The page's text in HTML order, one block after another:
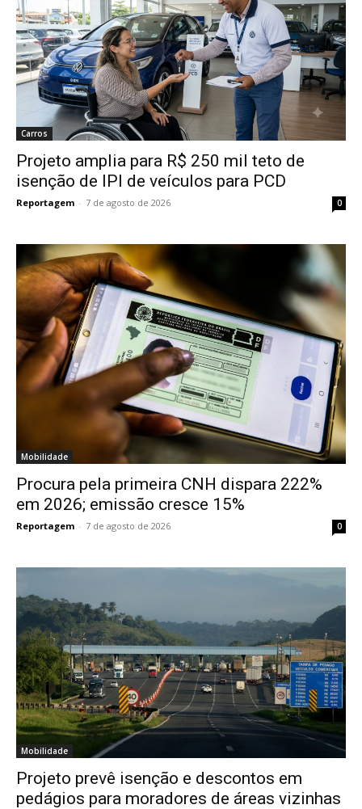
Carros
Projeto amplia para R$ 250 mil teto de
isenção de IPI de veículos para PCD
Reportagem - 7 de agosto de 2026 0
Mobilidade
Procura pela primeira CNH dispara 222%
em 2026; emissão cresce 15%
Reportagem - 7 de agosto de 2026 0
Mobilidade
Projeto prevê isenção e descontos em
pedágios para moradores de áreas vizinhas